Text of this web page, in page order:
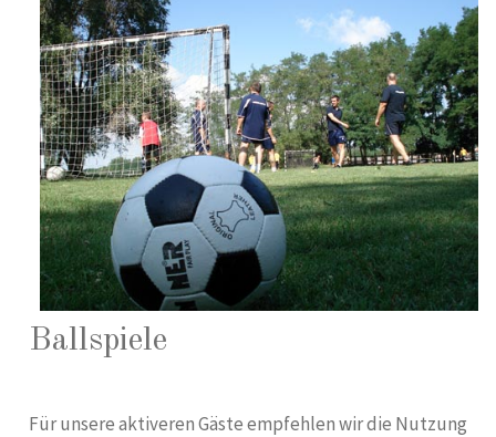
Ballspiele
Für unsere aktiveren Gäste empfehlen wir die Nutzung